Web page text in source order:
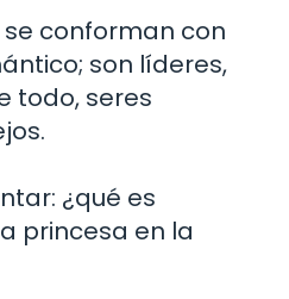
conforman con
son líderes,
todo, seres
¿qué es
princesa en la